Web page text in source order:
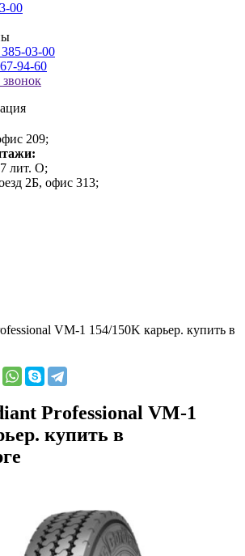
00
03-00
94-60
звонок
209;
лит. О;
2Б, офис 313;
VM-1 154/150K карьер. купить в
Professional VM-1
купить в